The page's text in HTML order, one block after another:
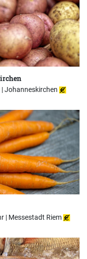
|Johanneskirchen
| Messestadt Riem